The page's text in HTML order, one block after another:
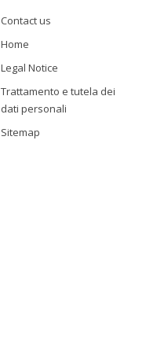
Contact us
Home
Legal Notice
Trattamento e tutela dei
dati personali
Sitemap